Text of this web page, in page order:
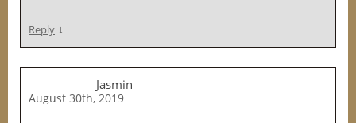
Reply ↓
Jasmin
August 30th, 2019